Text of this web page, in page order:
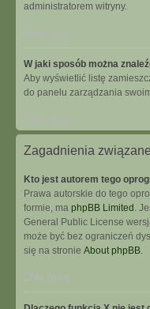
administratorem witryny.
W jaki sposób można
Aby wyświetlić listę
do panelu zarządzania
Zagadnienia
Kto jest autorem tego
Prawa autorskie do tego
formie, ma phpBB Limited .
General Public License
może być bez ograniczeń
się na stronie About phpBB.
Na górę